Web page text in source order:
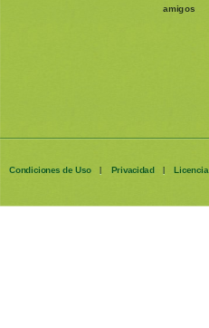
amigos
Condiciones de Uso | Privacidad | Licencia